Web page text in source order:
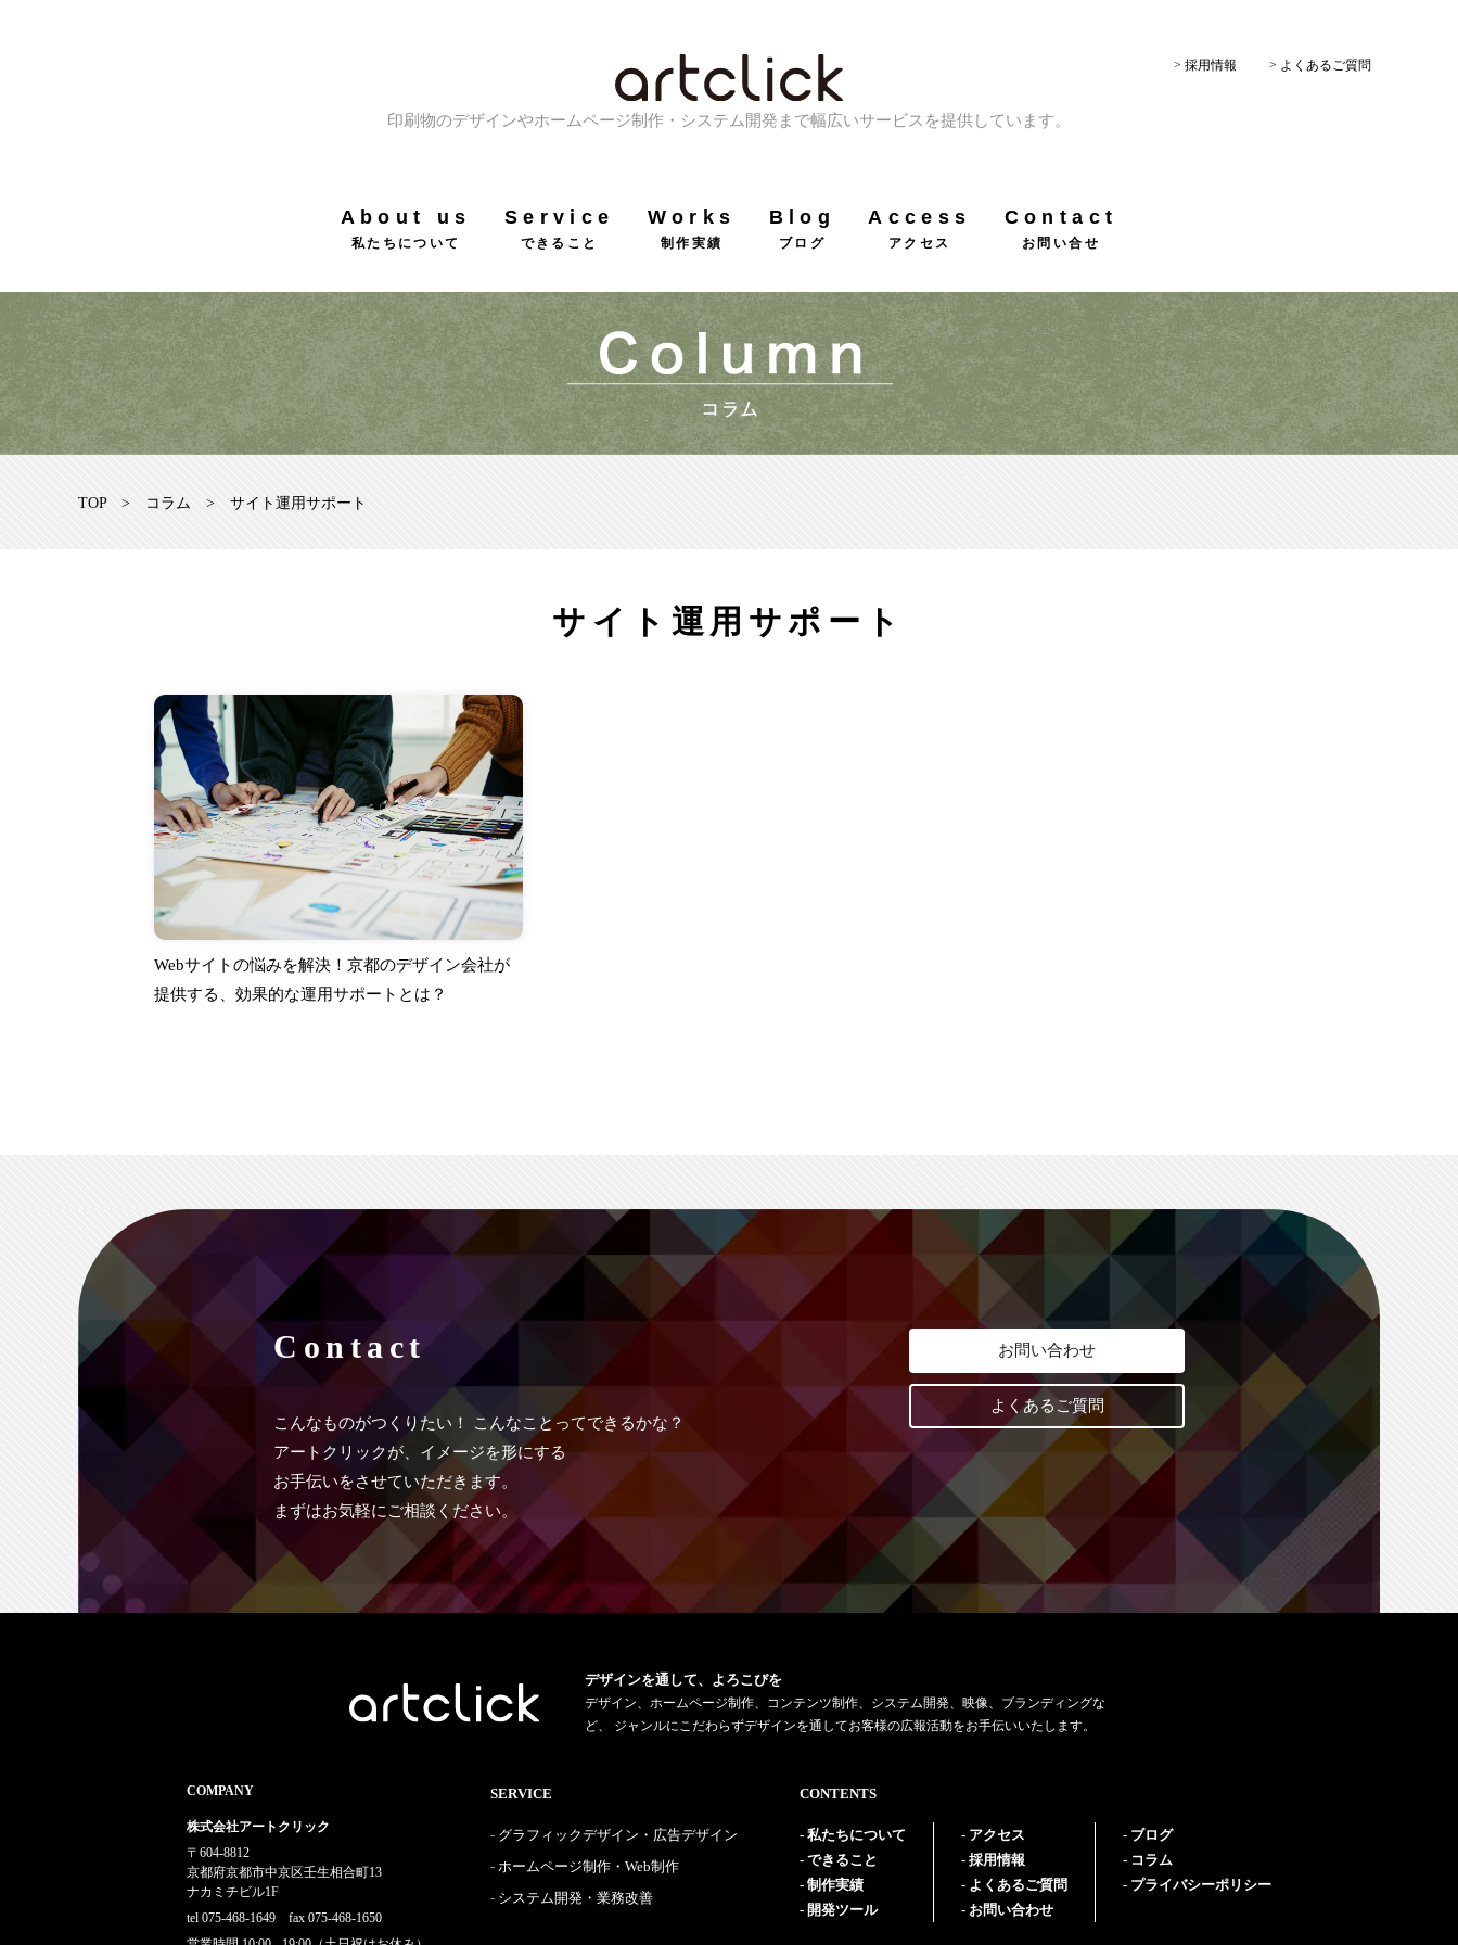
印刷物のデザインやホームページ制作・システム開発まで幅広いサービスを提供しています。
About us
私たちについて
Service
できること
Works
制作実績
Blog
ブログ
Access
アクセス
Contact
お問い合せ
> 採用情報 > よくあるご質問
TOP > コラム > サイト運用サポート
サイト運用サポート
Webサイトの悩みを解決！京都のデザイン会社が
提供する、効果的な運用サポートとは？
Contact
こんなものがつくりたい！
こんなことってできるかな？
アートクリックが、イメージを形にする
お手伝いをさせていただきます。
まずはお気軽にご相談ください。
お問い合わせ
よくあるご質問
デザインを通して、よろこびを
デザイン、ホームページ制作、コンテンツ制作、システム開発、映像、ブランディングな
ど、 ジャンルにこだわらずデザインを通してお客様の広報活動をお手伝いいたします。
COMPANY
株式会社アートクリック
〒604-8812
京都府京都市中京区壬生相合町13
ナカミチビル1F
tel 075-468-1649 fax 075-468-1650
SERVICE
グラフィックデザイン・広告デザイン
ホームページ制作・Web制作
システム開発・業務改善
CONTENTS
私たちについて
できること
制作実績
開発ツール
アクセス
採用情報
よくあるご質問
お問い合わせ
ブログ
コラム
プライバシーポリシー